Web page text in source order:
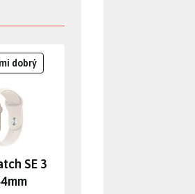
dobrý
SE 3